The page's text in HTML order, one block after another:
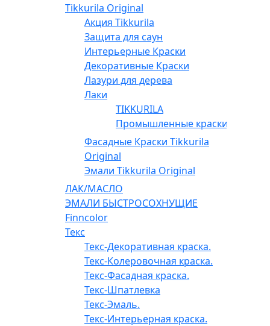
Tikkurila Original
Акция Tikkurila
Защита для саун
Интерьерные Краски
Декоративные Краски
Лазури для дерева
Лаки
TIKKURILA
Промышленные краски
Фасадные Краски Tikkurila
Original
Эмали Tikkurila Original
ЛАК/МАСЛО
ЭМАЛИ БЫСТРОСОХНУЩИЕ
Finncolor
Текс
Текс-Декоративная краска.
Текс-Колеровочная краска.
Текс-Фасадная краска.
Текс-Шпатлевка
Текс-Эмаль.
Текс-Интерьерная краска.